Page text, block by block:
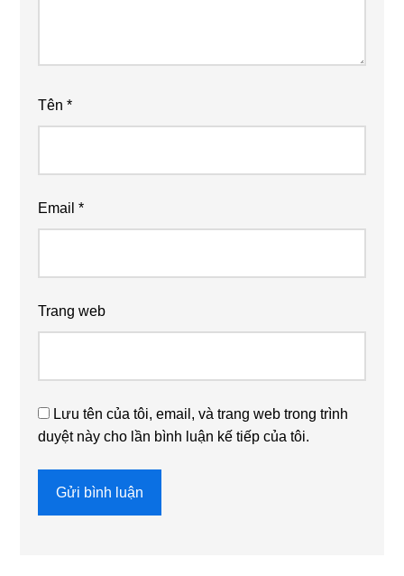
Tên*
Email*
Trang web
Lưu tên của tôi, email, và trang web trong trình
duyệt này cho lần bình luận kế tiếp của tôi.